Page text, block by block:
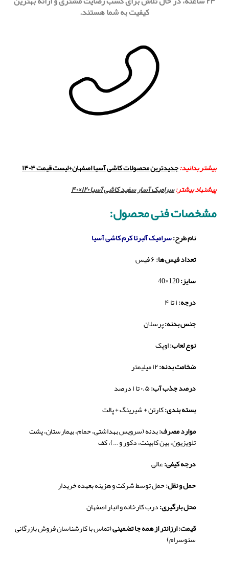
کیفیت به شما هستند.
بیشتر بدانید:جدیدترین محصولات کاشی آسیا اصفهان+لیست قیمت ۱۴۰۴
پیشنهاد بیشتر:سرامیک آسار سفید کاشی آسیا ۱۲۰×۴۰
مشخصات فنی محصول:
نام طرح:سرامیک آلبرتا کرم کاشی آسیا
تعداد فیس ها:۶ فیس
سایز:120×40
درجه:۱ تا ۴
جنس بدنه:پرسلان
نوع لعاب:اوپک
ضخامت بدنه:
درصد جذب آب:
بسته بندی:کارتن + شیرینگ + پالت
موارد مصرف:بدنه (سرویس بهداشتی، حمام، بیمارستان، پشت
تلویزیون، بین کابینت، دکور و …)، کف
درجه کیفی:عالی
حمل و نقل:حمل توسط شرکت و هزینه بعهده خریدار
محل بارگیری:درب کارخانه و انبار اصفهان
قیمت: ارزانتر از همه جا تضمینی(تماس با کارشناسان فروش بازرگانی
سئوسرام)